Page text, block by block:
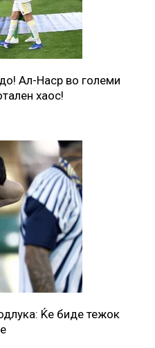
Ал-Наср во големи
хаос!
Ќе биде тежок